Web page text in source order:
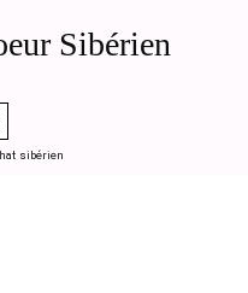
Sibérien, Toulouse
Sibérien
sibérien